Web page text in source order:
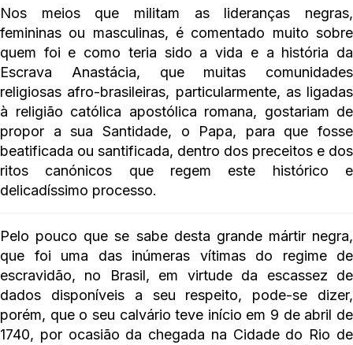
Nos meios que militam as lideranças negras,
femininas ou masculinas, é comentado muito sobre
quem foi e como teria sido a vida e a história da
Escrava Anastácia, que muitas comunidades
religiosas afro-brasileiras, particularmente, as ligadas
à religião católica apostólica romana, gostariam de
propor a sua Santidade, o Papa, para que fosse
beatificada ou santificada, dentro dos preceitos e dos
ritos canónicos que regem este histórico e
delicadíssimo processo.
Pelo pouco que se sabe desta grande mártir negra,
que foi uma das inúmeras vítimas do regime de
escravidão, no Brasil, em virtude da escassez de
dados disponíveis a seu respeito, pode-se dizer,
porém, que o seu calvário teve início em 9 de abril de
1740, por ocasião da chegada na Cidade do Rio de